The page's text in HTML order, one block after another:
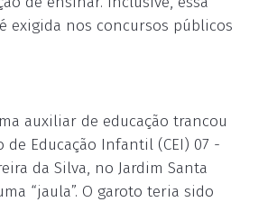
exigida nos concursos públicos
auxiliar de educação trancou
Educação Infantil (CEI) 07 -
da Silva, no Jardim Santa
“jaula”. O garoto teria sido